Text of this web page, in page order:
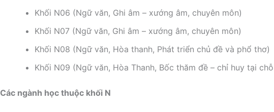
Khối N06 (Ngữ văn, Ghi âm – xướng âm, chuyên môn)
Khối N07 (Ngữ văn, Ghi âm – xướng âm, chuyên môn)
Khối N08 (Ngữ văn, Hòa thanh, Phát triển chủ đề và phổ thơ)
Khối N09 (Ngữ văn, Hòa Thanh, Bốc thăm đề – chỉ huy tại
Các ngành học thuộc khối N